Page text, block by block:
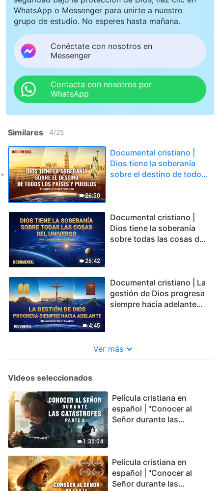
WhatsApp o Messenger para unirte a nuestro
grupo de estudio. No esperes hasta mañana.
Conéctate con nosotros en
Messenger
Contacta con nosotros por
WhatsApp
Similares 4/25
26:50
Documental cristiano |
Dios tiene la soberanía
sobre el destino de todos
26:42
Documental cristiano |
Dios tiene la soberanía
sobre todas las cosas del
4:45
Documental cristiano | La
gestión de Dios progresa
siempre hacia adelante
Ver más
Videos seleccionados
1:35:04
Película cristiana en
español | "Conocer al
Señor durante las
podemos sobrevivir?
Película cristiana en
español | "Conocer al
Señor durante las